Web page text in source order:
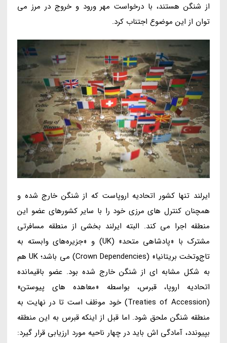
از شنگن هستند، با درخواست مهر ورود و خروج در مرز می
توان از این موضوع اجتناب کرد.
ایرلند تنها کشور اتحادیه اروپاست که از شنگن خارج شده و
همچنان کنترل های مرزی خود را با سایر کشورهای عضو این
منطقه اجرا می کند. البته ایرلند بخشی از منطقه مسافرتی
مشترک با «پادشاهی متحد» (UK) و «جزیره‌های وابسته به
تاج‌وتخت بریتانیا» (Crown Dependencies) می باشد؛ UK هم
به شکل مشابه ای از شنگن خارج شده بود. عضو باقیمانده
اتحادیه اروپا، قبرس، بواسطه «معاهده های پیوستن»
(Treaties of Accession) خود موظف است تا در نهایت به
منطقه شنگن ملحق شود. اما قبل از اینکه قبرس به این منطقه
بپیوندد، آمادگی اش باید در چهار ناحیه مورد ارزیابی قرار گیرد: